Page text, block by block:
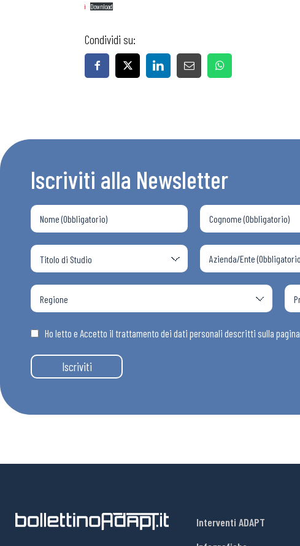
Bollettini ADAPT
Articoli
Osservatori
Eventi
ì Download
Condividi su:
Iscriviti alla Newsletter
Ho letto e Accetto il trattamento dei dati personali descritti sulla
Iscriviti
Interventi ADAPT